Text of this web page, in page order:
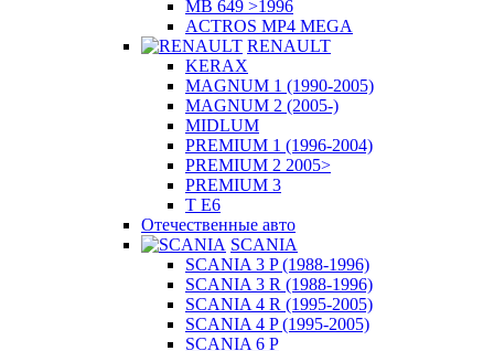
MB 649 >1996
ACTROS MP4 MEGA
RENAULT
KERAX
MAGNUM 1 (1990-2005)
MAGNUM 2 (2005-)
MIDLUM
PREMIUM 1 (1996-2004)
PREMIUM 2 2005>
PREMIUM 3
T E6
Отечественные авто
SCANIA
SCANIA 3 P (1988-1996)
SCANIA 3 R (1988-1996)
SCANIA 4 R (1995-2005)
SCANIA 4 P (1995-2005)
SCANIA 6 P